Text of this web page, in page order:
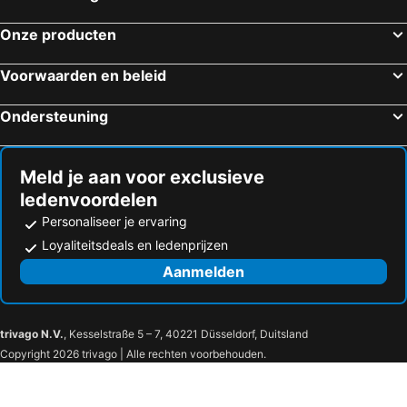
Onze producten
Voorwaarden en beleid
Ondersteuning
Meld je aan voor exclusieve
ledenvoordelen
Personaliseer je ervaring
Loyaliteitsdeals en ledenprijzen
Aanmelden
trivago N.V., Kesselstraße 5 – 7, 40221 Düsseldorf, Duitsland
Copyright 2026 trivago | Alle rechten voorbehouden.